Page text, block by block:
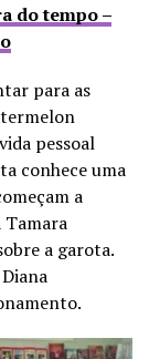
do tempo –
para as
pessoal
conhece uma
a
a garota.